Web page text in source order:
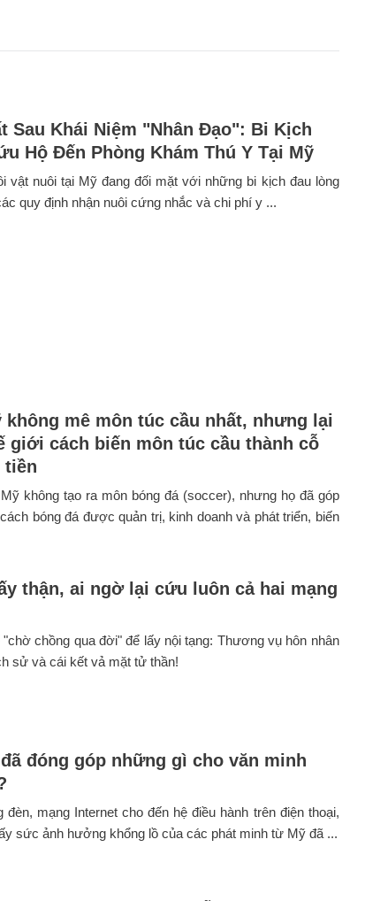
Sau Khái Niệm "Nhân Đạo": Bi Kịch
Hộ Đến Phòng Khám Thú Y Tại Mỹ
vật nuôi tại Mỹ đang đối mặt với những bi kịch đau lòng
quy định nhận nuôi cứng nhắc và chi phí y ...
không mê môn túc cầu nhất, nhưng lại
giới cách biến môn túc cầu thành cỗ
tiền
không tạo ra môn bóng đá (soccer), nhưng họ đã góp
bóng đá được quản trị, kinh doanh và phát triển, biến
thận, ai ngờ lại cứu luôn cả hai mạng
"chờ chồng qua đời" để lấy nội tạng: Thương vụ hôn nhân
sử và cái kết vả mặt tử thần!
đóng góp những gì cho văn minh
đèn, mạng Internet cho đến hệ điều hành trên điện thoại,
sức ảnh hưởng khổng lồ của các phát minh từ Mỹ đã ...